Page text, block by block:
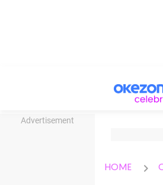
Advertisement
HOME